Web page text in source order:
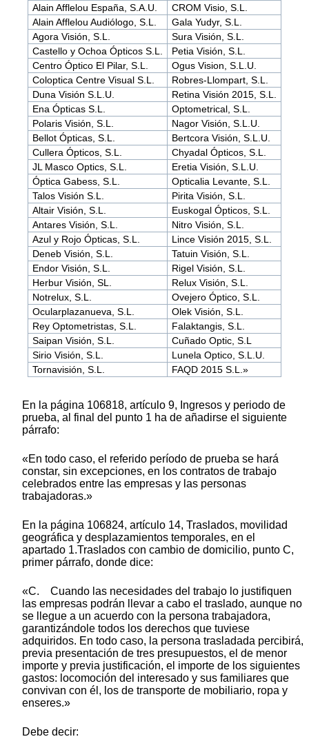
Alain Afflelou España, S.A.U.
CROM Visio, S.L.
Alain Afflelou Audiólogo, S.L.
Gala Yudyr, S.L.
Agora Visión, S.L.
Sura Visión, S.L.
Castello y Ochoa Ópticos S.L.
Petia Visión, S.L.
Centro Óptico El Pilar, S.L.
Ogus Vision, S.L.U.
Coloptica Centre Visual S.L.
Robres-Llompart, S.L.
Duna Visión S.L.U.
Retina Visión 2015, S.L.
Ena Ópticas S.L.
Optometrical, S.L.
Polaris Visión, S.L.
Nagor Visión, S.L.U.
Bellot Ópticas, S.L.
Bertcora Visión, S.L.U.
Cullera Ópticos, S.L.
Chyadal Ópticos, S.L.
JL Masco Optics, S.L.
Eretia Visión, S.L.U.
Óptica Gabess, S.L.
Opticalia Levante, S.L.
Talos Visión S.L.
Pirita Visión, S.L.
Altair Visión, S.L.
Euskogal Ópticos, S.L.
Antares Visión, S.L.
Nitro Visión, S.L.
Azul y Rojo Ópticas, S.L.
Lince Visión 2015, S.L.
Deneb Visión, S.L.
Tatuin Visión, S.L.
Endor Visión, S.L.
Rigel Visión, S.L.
Herbur Visión, SL.
Relux Visión, S.L.
Notrelux, S.L.
Ovejero Óptico, S.L.
Ocularplazanueva, S.L.
Olek Visión, S.L.
Rey Optometristas, S.L.
Falaktangis, S.L.
Saipan Visión, S.L.
Cuñado Optic, S.L
Sirio Visión, S.L.
Lunela Optico, S.L.U.
Tornavisión, S.L.
FAQD 2015 S.L.»
En la página 106818, artículo 9, Ingresos y periodo de
prueba, al final del punto 1 ha de añadirse el siguiente
párrafo:
«En todo caso, el referido período de prueba se hará
constar, sin excepciones, en los contratos de trabajo
celebrados entre las empresas y las personas
trabajadoras.»
En la página 106824, artículo 14, Traslados, movilidad
geográfica y desplazamientos temporales, en el
apartado 1.Traslados con cambio de domicilio, punto C,
primer párrafo, donde dice:
«C. Cuando las necesidades del trabajo lo justifiquen
las empresas podrán llevar a cabo el traslado, aunque no
se llegue a un acuerdo con la persona trabajadora,
garantizándole todos los derechos que tuviese
adquiridos. En todo caso, la persona trasladada percibirá,
previa presentación de tres presupuestos, el de menor
importe y previa justificación, el importe de los siguientes
gastos: locomoción del interesado y sus familiares que
convivan con él, los de transporte de mobiliario, ropa y
enseres.»
Debe decir: